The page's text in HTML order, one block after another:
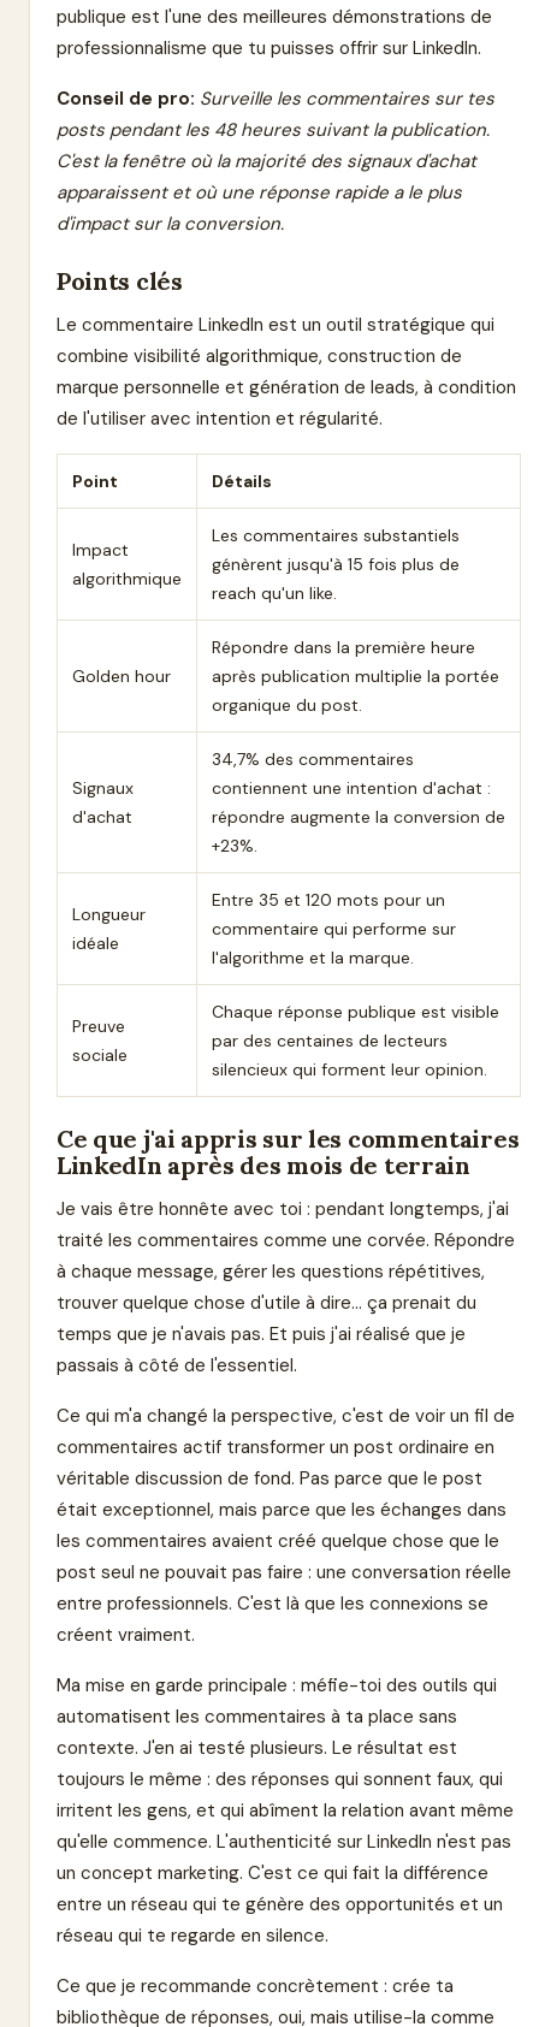
publique est l'une des meilleures démonstrations de
professionnalisme que tu puisses offrir sur LinkedIn.
Conseil de pro: Surveille les commentaires sur tes
posts pendant les 48 heures suivant la publication.
C'est la fenêtre où la majorité des signaux d'achat
apparaissent et où une réponse rapide a le plus
d'impact sur la conversion.
Points clés
Le commentaire LinkedIn est un outil stratégique qui
combine visibilité algorithmique, construction de
marque personnelle et génération de leads, à condition
de l'utiliser avec intention et régularité.
Point Détails
Impact
algorithmique
Les commentaires substantiels
génèrent jusqu'à 15 fois plus de
reach qu'un like.
Golden hour
Répondre dans la première heure
après publication multiplie la portée
organique du post.
Signaux
d'achat
34,7% des commentaires
contiennent une intention d'achat :
répondre augmente la conversion de
+23%.
Longueur
idéale
Entre 35 et 120 mots pour un
commentaire qui performe sur
l'algorithme et la marque.
Preuve
sociale
Chaque réponse publique est visible
par des centaines de lecteurs
silencieux qui forment leur opinion.
Ce que j'ai appris sur les commentaires
LinkedIn après des mois de terrain
Je vais être honnête avec toi : pendant longtemps, j'ai
traité les commentaires comme une corvée. Répondre
à chaque message, gérer les questions répétitives,
trouver quelque chose d'utile à dire... ça prenait du
temps que je n'avais pas. Et puis j'ai réalisé que je
passais à côté de l'essentiel.
Ce qui m'a changé la perspective, c'est de voir un fil de
commentaires actif transformer un post ordinaire en
véritable discussion de fond. Pas parce que le post
était exceptionnel, mais parce que les échanges dans
les commentaires avaient créé quelque chose que le
post seul ne pouvait pas faire : une conversation réelle
entre professionnels. C'est là que les connexions se
créent vraiment.
Ma mise en garde principale : méfie-toi des outils qui
automatisent les commentaires à ta place sans
contexte. J'en ai testé plusieurs. Le résultat est
toujours le même : des réponses qui sonnent faux, qui
irritent les gens, et qui abîment la relation avant même
qu'elle commence. L'authenticité sur LinkedIn n'est pas
un concept marketing. C'est ce qui fait la différence
entre un réseau qui te génère des opportunités et un
réseau qui te regarde en silence.
Ce que je recommande concrètement : crée ta
bibliothèque de réponses, oui, mais utilise-la comme